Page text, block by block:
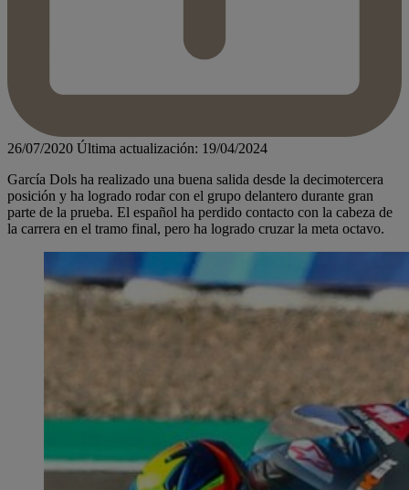
26/07/2020 Última actualización: 19/04/2024
García Dols ha realizado una buena salida desde la decimotercera
posición y ha logrado rodar con el grupo delantero durante gran
parte de la prueba. El español ha perdido contacto con la cabeza de
la carrera en el tramo final, pero ha logrado cruzar la meta octavo.